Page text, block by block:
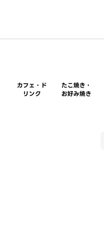
カフェ・ド
リンク
たこ焼き・
お好み焼き